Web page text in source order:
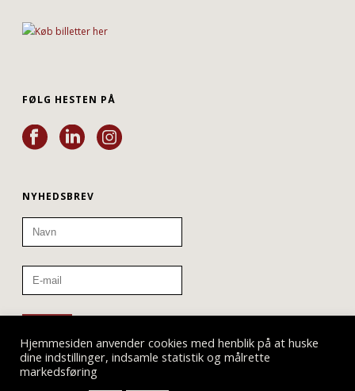
FØLG HESTEN PÅ
NYHEDSBREV
Hjemmesiden anvender cookies med henblik på at huske
dine indstillinger, indsamle statistik og målrette
markedsføring